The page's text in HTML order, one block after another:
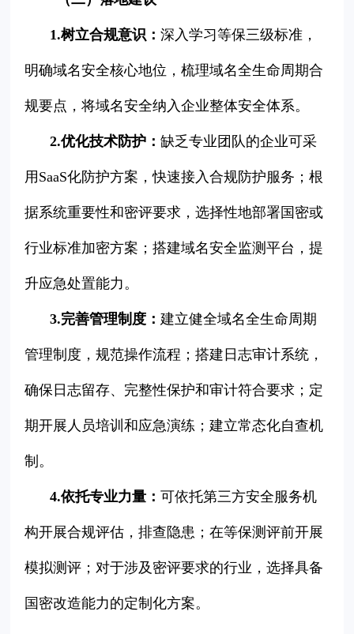
1.树立合规意识：深入学习等保三级标准，
明确域名安全核心地位，梳理域名全生命周期合
规要点，将域名安全纳入企业整体安全体系。
2.优化技术防护：缺乏专业团队的企业可采
用SaaS化防护方案，快速接入合规防护服务；根
据系统重要性和密评要求，选择性地部署国密或
行业标准加密方案；搭建域名安全监测平台，提
升应急处置能力。
3.完善管理制度：建立健全域名全生命周期
管理制度，规范操作流程；搭建日志审计系统，
确保日志留存、完整性保护和审计符合要求；定
期开展人员培训和应急演练；建立常态化自查机
制。
4.依托专业力量：可依托第三方安全服务机
构开展合规评估，排查隐患；在等保测评前开展
模拟测评；对于涉及密评要求的行业，选择具备
国密改造能力的定制化方案。